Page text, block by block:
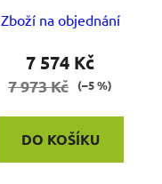
Zboží na objednání
7 574 Kč
7 973 Kč (–5 %)
DO KOŠÍKU